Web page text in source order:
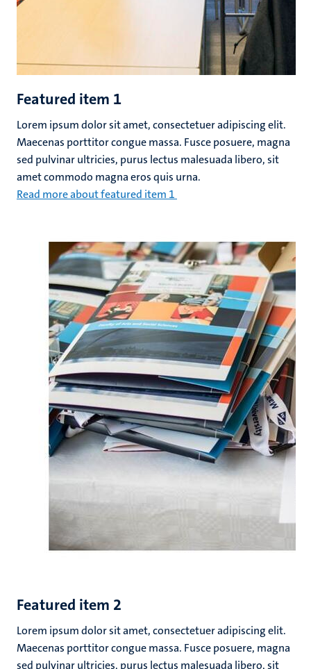
Featured item 1
Lorem ipsum dolor sit amet, consectetuer adipiscing elit.
Maecenas porttitor congue massa. Fusce posuere, magna
sed pulvinar ultricies, purus lectus malesuada libero, sit
amet commodo magna eros quis urna.
Read more about featured item 1
Featured item 2
Lorem ipsum dolor sit amet, consectetuer adipiscing elit.
Maecenas porttitor congue massa. Fusce posuere, magna
sed pulvinar ultricies, purus lectus malesuada libero, sit